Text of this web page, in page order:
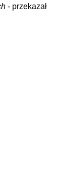
- przekazał